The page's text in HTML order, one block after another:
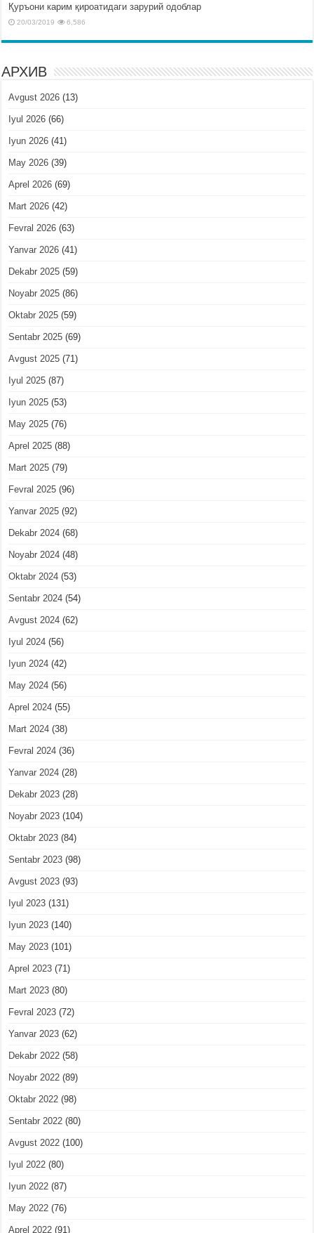
Қуръони карим қироатидаги зарурий одоблар
20/03/2019 6,586
АРХИВ
Avgust 2026 (13)
Iyul 2026 (66)
Iyun 2026 (41)
May 2026 (39)
Aprel 2026 (69)
Mart 2026 (42)
Fevral 2026 (63)
Yanvar 2026 (41)
Dekabr 2025 (59)
Noyabr 2025 (86)
Oktabr 2025 (59)
Sentabr 2025 (69)
Avgust 2025 (71)
Iyul 2025 (87)
Iyun 2025 (53)
May 2025 (76)
Aprel 2025 (88)
Mart 2025 (79)
Fevral 2025 (96)
Yanvar 2025 (92)
Dekabr 2024 (68)
Noyabr 2024 (48)
Oktabr 2024 (53)
Sentabr 2024 (54)
Avgust 2024 (62)
Iyul 2024 (56)
Iyun 2024 (42)
May 2024 (56)
Aprel 2024 (55)
Mart 2024 (38)
Fevral 2024 (36)
Yanvar 2024 (28)
Dekabr 2023 (28)
Noyabr 2023 (104)
Oktabr 2023 (84)
Sentabr 2023 (98)
Avgust 2023 (93)
Iyul 2023 (131)
Iyun 2023 (140)
May 2023 (101)
Aprel 2023 (71)
Mart 2023 (80)
Fevral 2023 (72)
Yanvar 2023 (62)
Dekabr 2022 (58)
Noyabr 2022 (89)
Oktabr 2022 (98)
Sentabr 2022 (80)
Avgust 2022 (100)
Iyul 2022 (80)
Iyun 2022 (87)
May 2022 (76)
Aprel 2022 (91)